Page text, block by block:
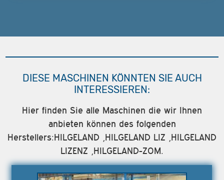
DIESE MASCHINEN KÖNNTEN SIE AUCH
INTERESSIEREN:
Hier finden Sie alle Maschinen die wir Ihnen
anbieten können des folgenden
Herstellers:HILGELAND ,HILGELAND LIZ ,HILGELAND
LIZENZ ,HILGELAND-ZOM.